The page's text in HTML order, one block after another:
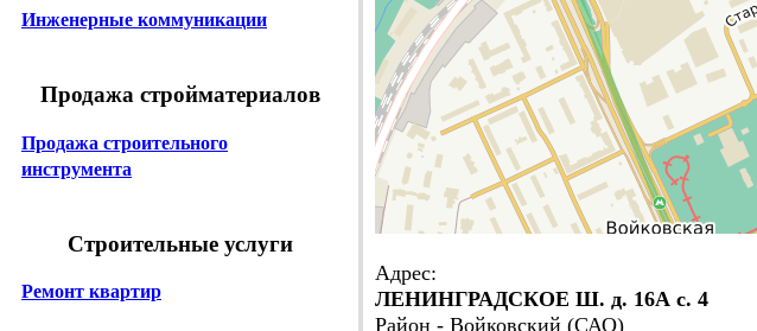
Инженерные коммуникации
Продажа стройматериалов
Продажа строительного
инструмента
Строительные услуги
Ремонт квартир
Адрес:
ЛЕНИНГРАДСКОЕ Ш. д. 16А с. 4
Район - Войковский (САО)